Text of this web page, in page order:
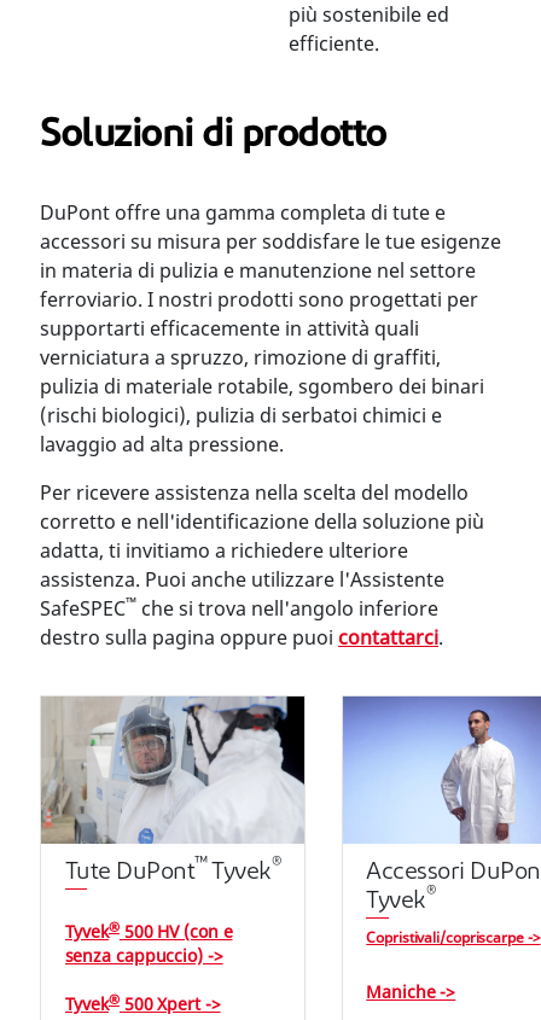
più sostenibile ed
efficiente.
Soluzioni di prodotto
DuPont offre una gamma completa di tute e
accessori su misura per soddisfare le tue esigenze
in materia di pulizia e manutenzione nel settore
ferroviario. I nostri prodotti sono progettati per
supportarti efficacemente in attività quali
verniciatura a spruzzo, rimozione di graffiti,
pulizia di materiale rotabile, sgombero dei binari
(rischi biologici), pulizia di serbatoi chimici e
lavaggio ad alta pressione.
Per ricevere assistenza nella scelta del modello
corretto e nell'identificazione della soluzione più
adatta, ti invitiamo a richiedere ulteriore
assistenza. Puoi anche utilizzare l'Assistente
SafeSPEC™ che si trova nell'angolo inferiore
destro sulla pagina oppure puoi contattarci.
Tute DuPont™ Tyvek®
Tyvek®500 HV (con e
senza cappuccio) ->
Tyvek®500 Xpert ->
Accessori
Tyvek®
Copristivali/copriscarpe ->
Maniche ->